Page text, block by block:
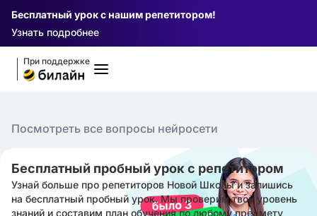
Бесплатный урок с нашим репетитором!
Узнать подробнее
При поддержке
Посмотреть все вопросы нейросети
Бесплатный пробный урок с репетитором
Узнай больше про репетиторов Новой Школы и запишись
на бесплатный пробный урок. Мы проверим твой уровень
знаний и составим план обучения по любому предмету